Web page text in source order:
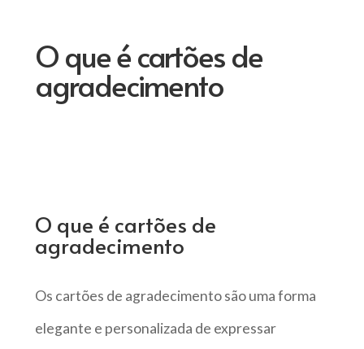
O que é cartões de
agradecimento
O que é cartões de
agradecimento
Os cartões de agradecimento são uma forma
elegante e personalizada de expressar